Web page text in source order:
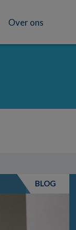
Over ons
BLOG